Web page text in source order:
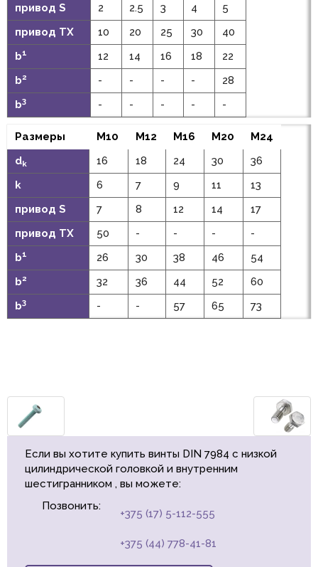
привод S 2 2.5 3 4
5
привод TX
10 20 25 30
40
b1 12 14 16 18
22
b2 - - - -
28
b3 - - - - -
Размеры M10 M12 M16 M20
M24
dk 16 18 24 30
36
k
6 7 9 11
13
привод S
7 8 12 14
17
привод TX
50 - - -
-
b1 26 30 38 46
54
b2 32 36 44 52
60
b3 - - 57 65 73
Если вы хотите купить винты DIN 7984 с низкой
цилиндрической головкой и внутренним
шестигранником , вы можете:
Позвонить:
+375 (17) 5-112-555
+375 (44) 778-41-81